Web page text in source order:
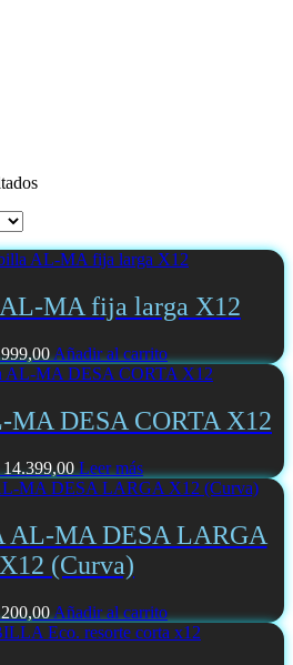
MA fija larga X12
Añadir al carrito
DESA CORTA X12
14.399,00 Leer más
MA DESA LARGA
X12 (Curva)
Añadir al carrito